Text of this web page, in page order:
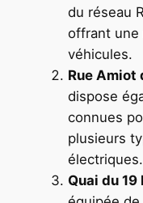
du réseau
offrant une
véhicules.
Rue Amiot
dispose
connues
plusieurs
électriques.
Quai du 19